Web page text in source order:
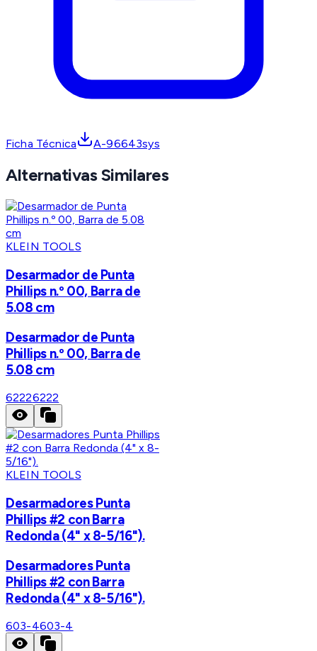
Ficha Técnica A-96643sys
Alternativas Similares
KLEIN TOOLS
Desarmador de Punta
Phillips n.º 00, Barra de
5.08 cm
Desarmador de Punta
Phillips n.º 00, Barra de
5.08 cm
62226222
KLEIN TOOLS
Desarmadores Punta
Phillips #2 con Barra
Redonda (4" x 8-5/16").
Desarmadores Punta
Phillips #2 con Barra
Redonda (4" x 8-5/16").
603-4603-4